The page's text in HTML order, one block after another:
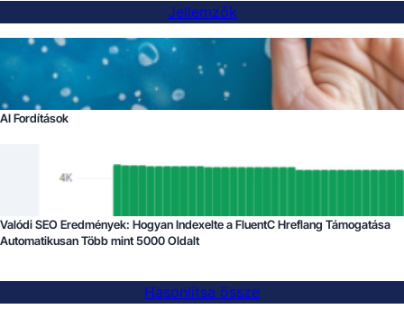
Jellemzők
AI Fordítások
Valódi SEO Eredmények: Hogyan Indexelte a FluentC Hreflang Támogatása
Automatikusan Több mint 5000 Oldalt
Hasonlítsa össze